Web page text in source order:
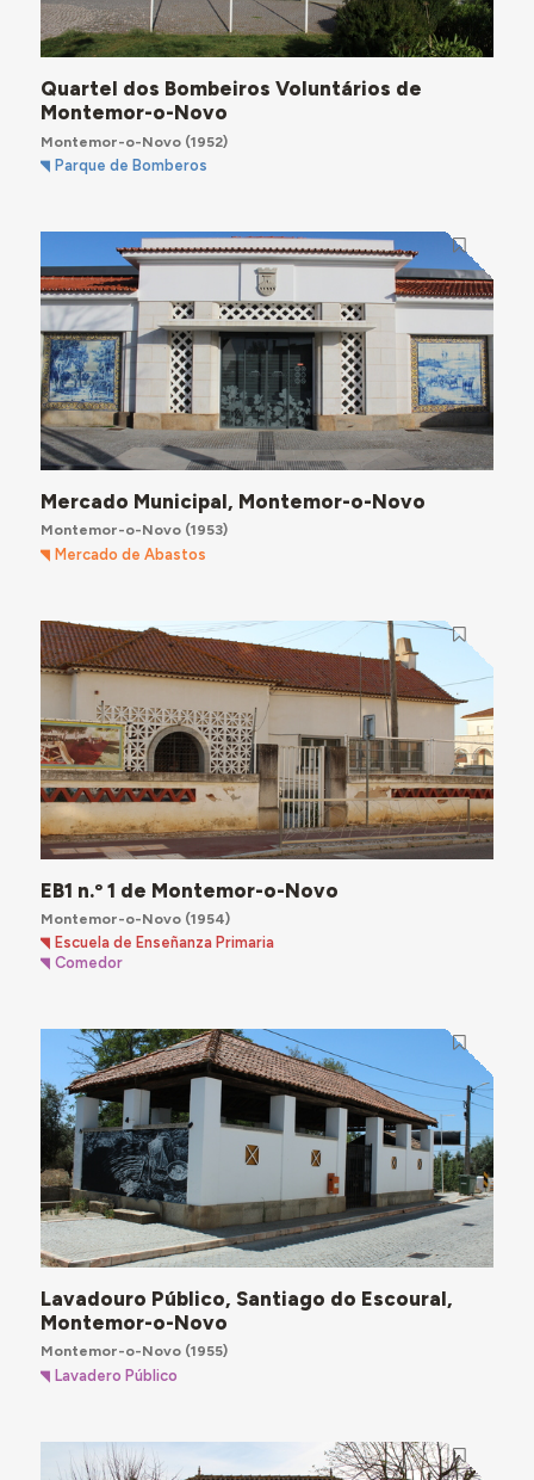
Quartel dos Bombeiros Voluntários de
Montemor-o-Novo
Montemor-o-Novo(1952)
Parque de Bomberos
Mercado Municipal, Montemor-o-Novo
Montemor-o-Novo(1953)
Mercado de Abastos
EB1 n.º 1 de Montemor-o-Novo
Montemor-o-Novo(1954)
Escuela de Enseñanza Primaria
Comedor
Lavadouro Público, Santiago do Escoural,
Montemor-o-Novo
Montemor-o-Novo(1955)
Lavadero Público